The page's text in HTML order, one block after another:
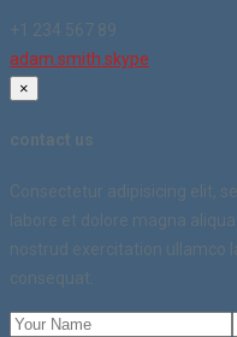
+1 234 567 89
adam.smith.skype
×
contact us
Consectetur adipisicing elit,
labore et dolore magna
nostrud exercitation ullamco
consequat.